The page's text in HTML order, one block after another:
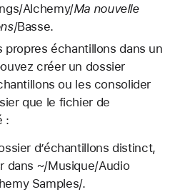
Alchemy/Ma nouvelle
/Basse.
propres échantillons dans un
créer un dossier
ou les consolider
que le fichier de
:
d’échantillons distinct,
dans ~/Musique/Audio
Samples/.